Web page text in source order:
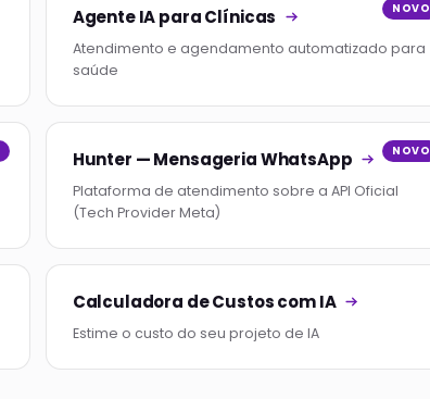
NOVO
Agente IA para Clínicas
Atendimento e agendamento automatizado para
saúde
NOVO
Hunter — Mensageria WhatsApp
Plataforma de atendimento sobre a API Oficial
(Tech Provider Meta)
Calculadora de Custos com IA
Estime o custo do seu projeto de IA